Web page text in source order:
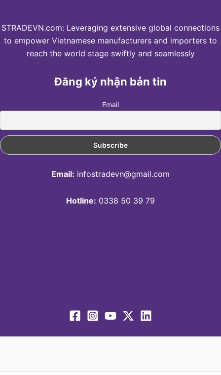
STRADEVN.com: Leveraging extensive global connections
to empower Vietnamese manufacturers and importers to
reach the world stage swiftly and seamlessly
Đăng ký nhận bản tin
Email
Email: infostradevn@gmail.com
Hotline: 0338 50 39 79